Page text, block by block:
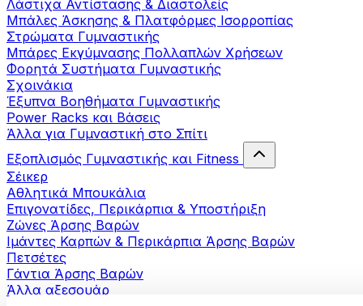
Λάστιχα Αντίστασης & Διαστολείς
Μπάλες Άσκησης & Πλατφόρμες Ισορροπίας
Στρώματα Γυμναστικής
Μπάρες Εκγύμνασης Πολλαπλών Χρήσεων
Φορητά Συστήματα Γυμναστικής
Σχοινάκια
Έξυπνα Βοηθήματα Γυμναστικής
Power Racks και Βάσεις
Άλλα για Γυμναστική στο Σπίτι
Εξοπλισμός Γυμναστικής και Fitness
Σέικερ
Αθλητικά Μπουκάλια
Επιγονατίδες, Περικάρπια & Υποστήριξη
Ζώνες Άρσης Βαρών
Ιμάντες Καρπών & Περικάρπια Άρσης Βαρών
Πετσέτες
Γάντια Άρσης Βαρών
Άλλα αξεσουάρ